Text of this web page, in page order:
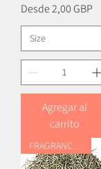
Desde2,00 GBP
Precio de oferta
Agregar al
carrito
FRAGRANCE OIL